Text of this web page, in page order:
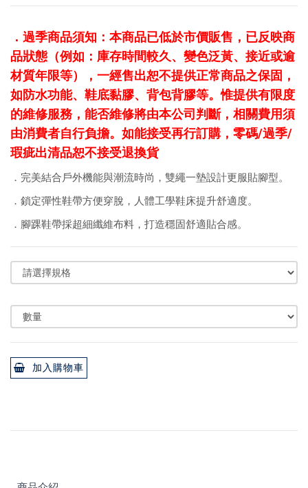
． 過季商品須知：本商品已低於市價販售，已反映商
品狀態（例如：庫存時間較久、變色泛黃、接近或逾
材質年限等），一經售出恕不提供正常商品之保固，
如防水功能、鞋底黏膠、背包背膠等。惟提供有限度
的維修服務，能否維修將由本公司判斷，相關費用須
由消費者自行負擔。如能接受再行訂購，零碼/過季/
瑕疵出清品恕不接受退換貨
．完美結合戶外機能與潮流時尚，雙繩一墊設計更服貼腳型。
．鎖定彈性鞋帶方便穿脫，人體工學鞋床提升舒適度。
．腳踝鞋帶採超細纖維布料，打造穩固舒適貼合感。
加入購物車